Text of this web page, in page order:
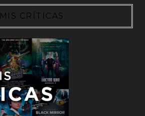
MIS CRÍTICAS